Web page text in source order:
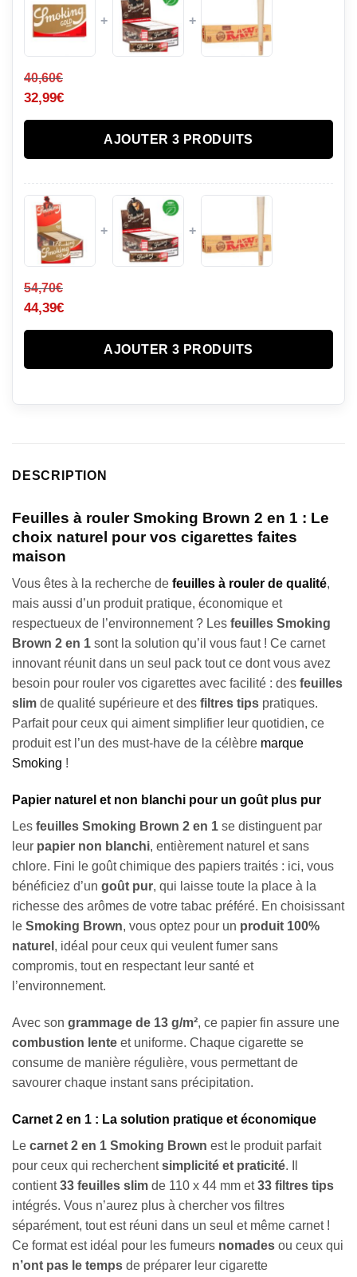
+ +
40,60€
32,99€
AJOUTER 3 PRODUITS
+ +
54,70€
44,39€
AJOUTER 3 PRODUITS
DESCRIPTION
Feuilles à rouler Smoking Brown 2 en 1 : Le
choix naturel pour vos cigarettes faites
maison
Vous êtes à la recherche de feuilles à rouler de qualité,
mais aussi d’un produit pratique, économique et
respectueux de l’environnement ? Les feuilles Smoking
Brown 2 en 1 sont la solution qu’il vous faut ! Ce carnet
innovant réunit dans un seul pack tout ce dont vous avez
besoin pour rouler vos cigarettes avec facilité : des feuilles
slim de qualité supérieure et des filtres tips pratiques.
Parfait pour ceux qui aiment simplifier leur quotidien, ce
produit est l’un des must-have de la célèbre marque
Smoking !
Papier naturel et non blanchi pour un goût plus pur
Les feuilles Smoking Brown 2 en 1 se distinguent par
leur papier non blanchi, entièrement naturel et sans
chlore. Fini le goût chimique des papiers traités : ici, vous
bénéficiez d’un goût pur, qui laisse toute la place à la
richesse des arômes de votre tabac préféré. En choisissant
le Smoking Brown, vous optez pour un produit 100%
naturel , idéal pour ceux qui veulent fumer sans
compromis, tout en respectant leur santé et
l’environnement.
Avec son grammage de 13 g/m², ce papier fin assure une
combustion lente et uniforme. Chaque cigarette se
consume de manière régulière, vous permettant de
savourer chaque instant sans précipitation.
Carnet 2 en 1 : La solution pratique et économique
Le carnet 2 en 1 Smoking Brown est le produit parfait
pour ceux qui recherchentsimplicité et praticité. Il
contient33 feuilles slim de 110 x 44 mm et33 filtres tips
intégrés. Vous n’aurez plus à chercher vos filtres
séparément, tout est réuni dans un seul et même carnet !
Ce format est idéal pour les fumeurs nomades ou ceux qui
n’ont pas le temps de préparer leur cigarette